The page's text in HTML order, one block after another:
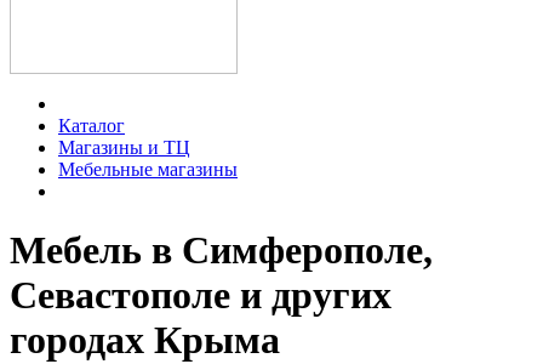
Каталог
Магазины и ТЦ
Мебельные магазины
Мебель в Симферополе,
Севастополе и других
городах Крыма